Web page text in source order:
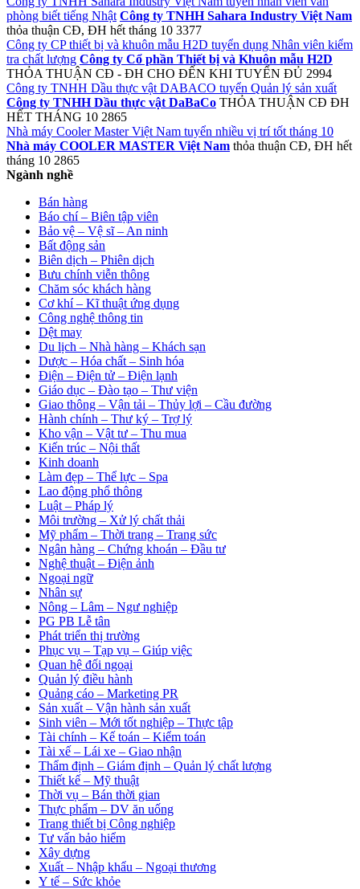
phòng biết tiếng Nhật Công ty TNHH Sahara Industry Việt Nam
thỏa thuận CĐ, ĐH hết tháng 10 3377
Công ty CP thiết bị và khuôn mẫu H2D tuyển dụng Nhân viên kiểm
tra chất lượng Công ty Cổ phần Thiết bị và Khuôn mẫu H2D
THỎA THUẬN CĐ - ĐH CHO ĐẾN KHI TUYỂN ĐỦ 2994
Công ty TNHH Dầu thực vật DABACO tuyển Quản lý sản xuất
Công ty TNHH Dầu thực vật DaBaCo THỎA THUẬN CĐ ĐH
HẾT THÁNG 10 2865
Nhà máy Cooler Master Việt Nam tuyển nhiều vị trí tốt tháng 10
Nhà máy COOLER MASTER Việt Nam thỏa thuận CĐ, ĐH hết
tháng 10 2865
Ngành nghề
Bán hàng
Báo chí – Biên tập viên
Bảo vệ – Vệ sĩ – An ninh
Bất động sản
Biên dịch – Phiên dịch
Bưu chính viễn thông
Chăm sóc khách hàng
Cơ khí – Kĩ thuật ứng dụng
Công nghệ thông tin
Dệt may
Du lịch – Nhà hàng – Khách sạn
Dược – Hóa chất – Sinh hóa
Điện – Điện tử – Điện lạnh
Giáo dục – Đào tạo – Thư viện
Giao thông – Vận tải – Thủy lợi – Cầu đường
Hành chính – Thư ký – Trợ lý
Kho vận – Vật tư – Thu mua
Kiến trúc – Nội thất
Kinh doanh
Làm đẹp – Thể lực – Spa
Lao động phổ thông
Luật – Pháp lý
Môi trường – Xử lý chất thải
Mỹ phẩm – Thời trang – Trang sức
Ngân hàng – Chứng khoán – Đầu tư
Nghệ thuật – Điện ảnh
Ngoại ngữ
Nhân sự
Nông – Lâm – Ngư nghiệp
PG PB Lễ tân
Phát triển thị trường
Phục vụ – Tạp vụ – Giúp việc
Quan hệ đối ngoại
Quản lý điều hành
Quảng cáo – Marketing PR
Sản xuất – Vận hành sản xuất
Sinh viên – Mới tốt nghiệp – Thực tập
Tài chính – Kế toán – Kiểm toán
Tài xế – Lái xe – Giao nhận
Thẩm định – Giám định – Quản lý chất lượng
Thiết kế – Mỹ thuật
Thời vụ – Bán thời gian
Thực phẩm – DV ăn uống
Trang thiết bị Công nghiệp
Tư vấn bảo hiểm
Xây dựng
Xuất – Nhập khẩu – Ngoại thương
Y tế – Sức khỏe